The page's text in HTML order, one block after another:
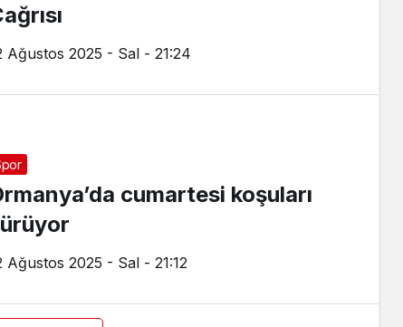
Ağustos 2025 - Sal - 21:24
cumartesi koşuları
Ağustos 2025 - Sal - 21:12